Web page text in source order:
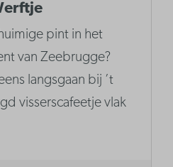
pint in het
van Zeebrugge?
langsgaan bij ’t
visserscafeetje vlak